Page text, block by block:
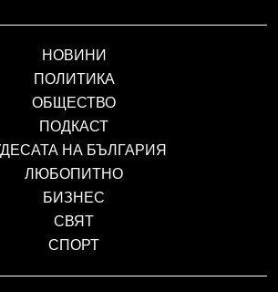
НОВИНИ
ПОЛИТИКА
ОБЩЕСТВО
ПОДКАСТ
НА БЪЛГАРИЯ
ЛЮБОПИТНО
БИЗНЕС
СВЯТ
СПОРТ